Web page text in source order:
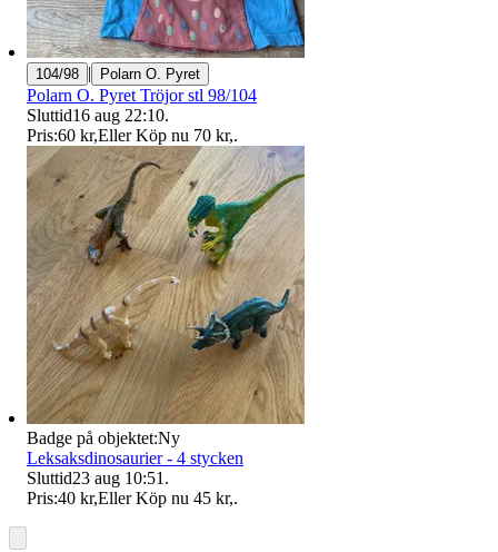
104/98 | Polarn O. Pyret
Polarn O. Pyret Tröjor stl 98/104
Sluttid16 aug 22:10.
Pris:60 kr,Eller Köp nu 70 kr,.
Badge på objektet:Ny
Leksaksdinosaurier - 4 stycken
Sluttid23 aug 10:51 .
Pris:40 kr,Eller Köp nu 45 kr,.